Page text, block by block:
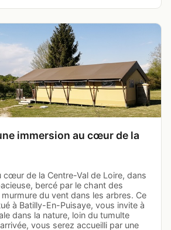
immersion au cœur de la
cœur de la Centre-Val de Loire, dans
bercé par le chant des
du vent dans les arbres. Ce
à Batilly-En-Puisaye, vous invite à
dans la nature, loin du tumulte
vous serez accueilli par une